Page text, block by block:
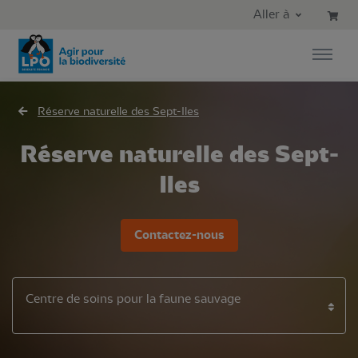
Aller au menu principal
Aller à
Réserve naturelle des Sept-Iles
Réserve naturelle des Sept-
Iles
Contactez-nous